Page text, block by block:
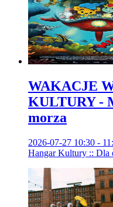
WAKACJE
KULTURY -
morza
2026-07-27 10:30 -
Hangar Kultury :: Dla